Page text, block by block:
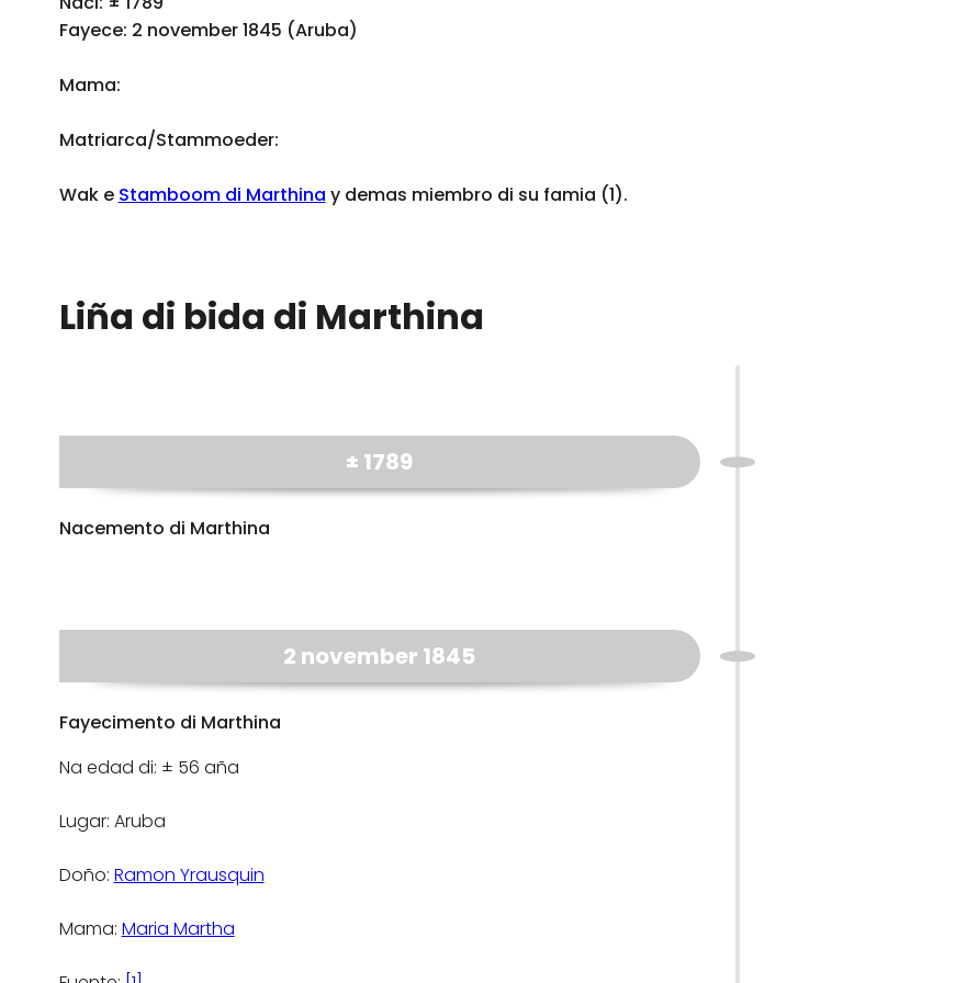
Fayece: 2 november 1845 (Aruba)
Mama:
Matriarca/Stammoeder:
Wak e Stamboom di Marthina y demas miembro di su famia (1).
Liña di bida di Marthina
± 1789
Nacemento di Marthina
2 november 1845
Fayecimento di Marthina
Na edad di: ± 56 aña
Lugar: Aruba
Doño: Ramon Yrausquin
Mama: Maria Martha